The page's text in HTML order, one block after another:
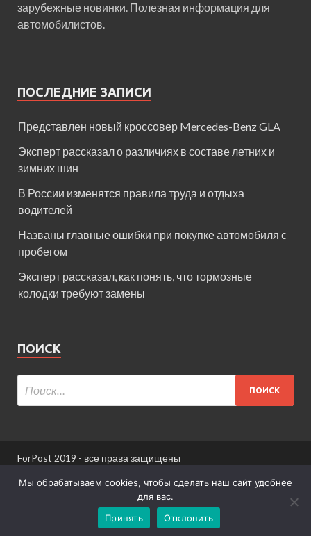
зарубежные новинки. Полезная информация для
автомобилистов.
ПОСЛЕДНИЕ ЗАПИСИ
Представлен новый кроссовер Mercedes-Benz GLA
Эксперт рассказал о различиях в составе летних и
зимних шин
В России изменятся правила труда и отдыха
водителей
Названы главные ошибки при покупке автомобиля с
пробегом
Эксперт рассказал, как понять, что тормозные
колодки требуют замены
ПОИСК
ForPost 2019 - все права защищены
При использовании материалов сайта ссылка
Информация для пользователей сайта
Мы обрабатываем cookies, чтобы сделать наш сайт удобнее
для вас.
Принять
Отклонить